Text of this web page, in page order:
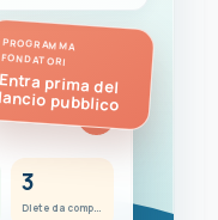
PROGRAMMA
FONDATORI
Entra prima del
lancio pubblico
FC
3
Diete da completare